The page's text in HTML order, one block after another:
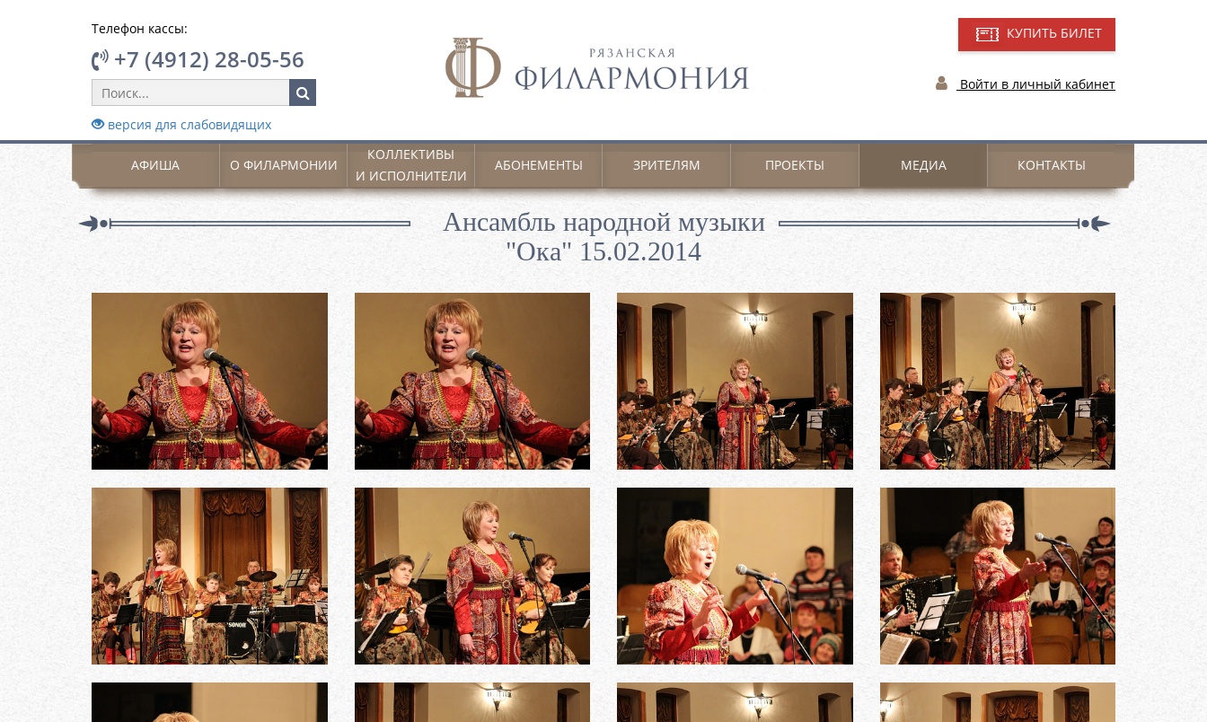
Телефон кассы:
+7 (4912) 28-05-56
версия для слабовидящих
КУПИТЬ БИЛЕТ
Войти в личный кабинет
АФИША О ФИЛАРМОНИИ
КОЛЛЕКТИВЫ
И ИСПОЛНИТЕЛИ
АБОНЕМЕНТЫ ЗРИТЕЛЯМ ПРОЕКТЫ МЕДИА КОНТАКТЫ
Ансамбль народной музыки
"Ока" 15.02.2014